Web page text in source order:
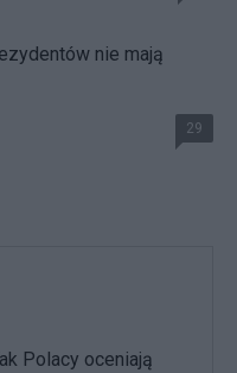
nie mają
29
Polacy oceniają